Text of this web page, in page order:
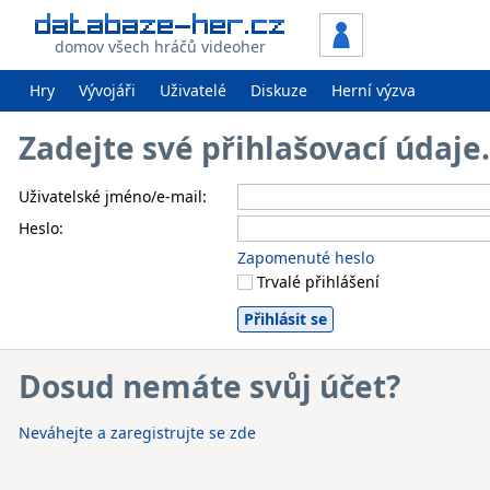
domov všech hráčů videoher
Hry Vývojáři Uživatelé Diskuze Herní výzva
Zadejte své přihlašovací
Uživatelské jméno/e-mail:
Heslo:
Zapomenuté heslo
Trvalé přihlášení
Dosud nemáte svůj účet?
Neváhejte a zaregistrujte se zde